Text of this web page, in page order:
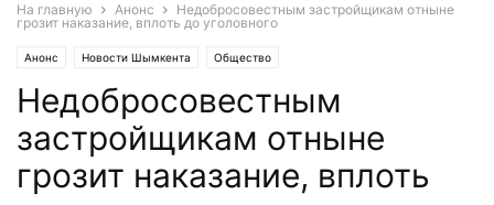
На главную Анонс
Недобросовестным застройщикам отныне
грозит наказание, вплоть до уголовного
Анонс Новости Шымкента Общество
Недобросовестным
застройщикам отныне
грозит наказание, вплоть